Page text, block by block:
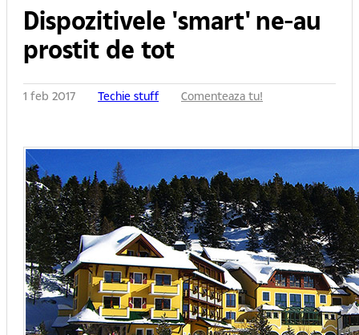
Dispozitivele 'smart' ne-au
prostit de tot
1 feb 2017 Techie stuff Comenteaza tu!